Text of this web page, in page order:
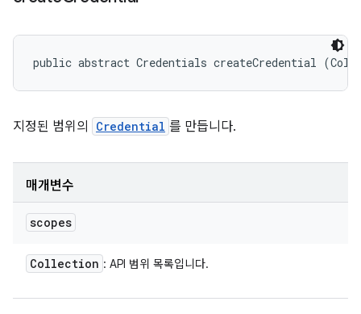
public abstract Credentials createCredential
지정된 범위의 Credential 를 만듭니다.
매개변수
scopes
Collection : API 범위 목록입니다.